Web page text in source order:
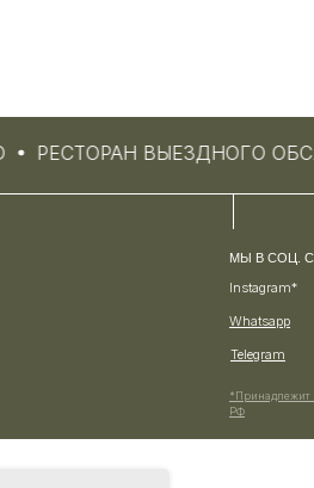
РЕСТОРАН ВЫЕЗДНОГО
*Принадлежит
РФ
МЫ В СОЦ.
Instagram*
Whatsapp
Telegram